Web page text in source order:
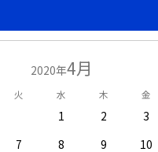
2020年4月
火 水 木 金
1 2 3
7 8 9 10